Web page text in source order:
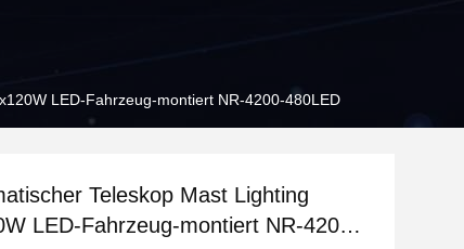
LED-Fahrzeug-montiert NR-4200-480LED
Teleskop Mast Lighting
LED-Fahrzeug-montiert NR-4200-